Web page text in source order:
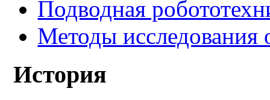
Подводная
Методы исследования
История